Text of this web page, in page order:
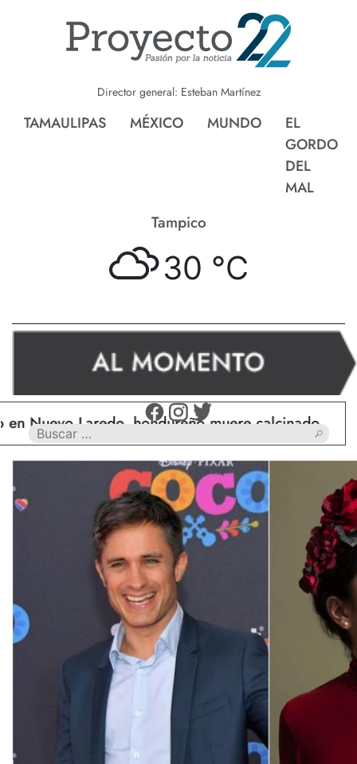
Director general: Esteban Martínez
TAMAULIPAS MÉXICO MUNDO
EL
GORDO
DEL
MAL
Laredo, hondureño muere calcinado